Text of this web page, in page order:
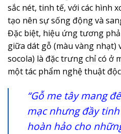
sắc nét, tinh tế, với các hình
tạo nên sự sống động và
Đặc biệt, hiệu ứng tương
giữa dát gỗ (màu vàng nhạt)
socola) là đặc trưng chỉ có ở
một tác phẩm nghệ thuật
“Gỗ me tây mang
mạc nhưng đầy
hoàn hảo cho